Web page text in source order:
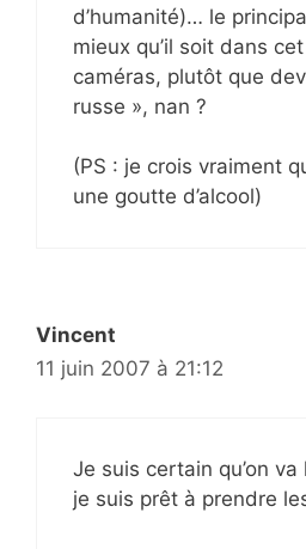
d’humanité)… le
mieux qu’il soit dans
caméras, plutôt que
russe », nan ?
(PS : je crois vraiment
une goutte d’alcool)
Vincent
11 juin 2007 à 21:12
Je suis certain qu’on
je suis prêt à prendre